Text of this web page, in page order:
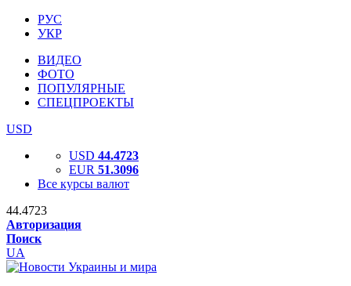
РУС
УКР
ВИДЕО
ФОТО
ПОПУЛЯРНЫЕ
СПЕЦПРОЕКТЫ
USD
USD 44.4723
EUR 51.3096
Все курсы валют
44.4723
Авторизация
Поиск
UA